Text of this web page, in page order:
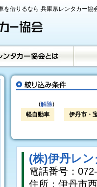
を借りるなら 兵庫県レンタカー協
(解除)
軽自動車
伊丹市・
(株)伊丹レ
電話番号：
住所：伊丹市